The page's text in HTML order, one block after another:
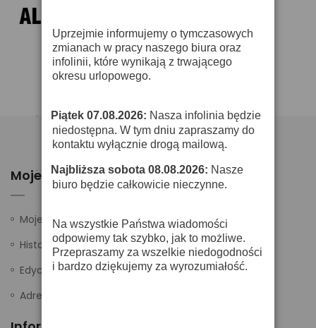
Moje Konto
Moje ustawienia
Historia zamówień
Edycja danych
Adresy
Uprzejmie informujemy o tymczasowych
zmianach w pracy naszego biura oraz
infolinii, które wynikają z trwającego
okresu urlopowego.
· Piątek 07.08.2026: Nasza infolinia będzie
niedostępna. W tym dniu zapraszamy do
kontaktu wyłącznie drogą mailową.
· Najbliższa sobota 08.08.2026: Nasze
biuro będzie całkowicie nieczynne.
Na wszystkie Państwa wiadomości
odpowiemy tak szybko, jak to możliwe.
Przepraszamy za wszelkie niedogodności
i bardzo dziękujemy za wyrozumiałość.